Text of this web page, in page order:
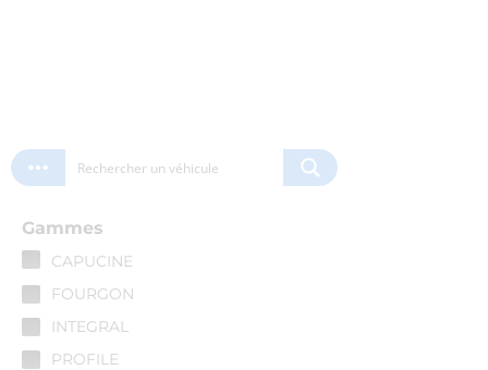
Gammes
CAPUCINE
FOURGON
INTEGRAL
PROFILE